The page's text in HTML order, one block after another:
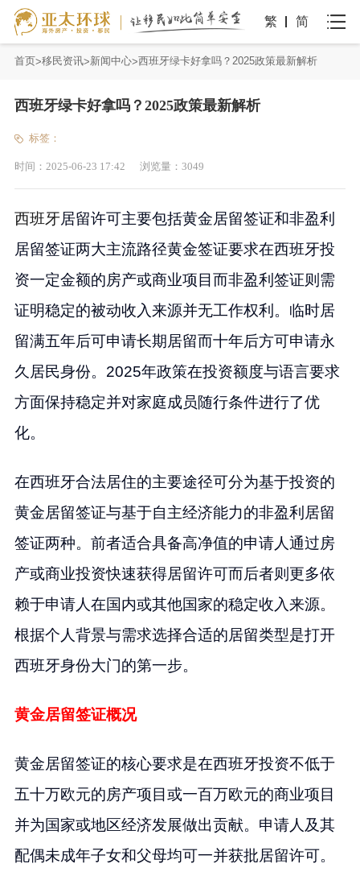
繁 简
首页 移民资讯 新闻中心 西班牙绿卡好拿吗？2025政策最新解析
西班牙绿卡好拿吗？2025政策最新解析
标签：
时间： 2025-06-23 17:42 浏览量： 3049
西班牙居留许可主要包括黄金居留签证和非盈利
居留签证两大主流路径黄金签证要求在西班牙投
资一定金额的房产或商业项目而非盈利签证则需
证明稳定的被动收入来源并无工作权利。临时居
留满五年后可申请长期居留而十年后方可申请永
久居民身份。2025年政策在投资额度与语言要求
方面保持稳定并对家庭成员随行条件进行了优
化。
在西班牙合法居住的主要途径可分为基于投资的
黄金居留签证与基于自主经济能力的非盈利居留
签证两种。前者适合具备高净值的申请人通过房
产或商业投资快速获得居留许可而后者则更多依
赖于申请人在国内或其他国家的稳定收入来源。
根据个人背景与需求选择合适的居留类型是打开
西班牙身份大门的第一步。
黄金居留签证概况
黄金居留签证的核心要求是在西班牙投资不低于
五十万欧元的房产项目或一百万欧元的商业项目
并为国家或地区经济发展做出贡献。申请人及其
配偶未成年子女和父母均可一并获批居留许可。